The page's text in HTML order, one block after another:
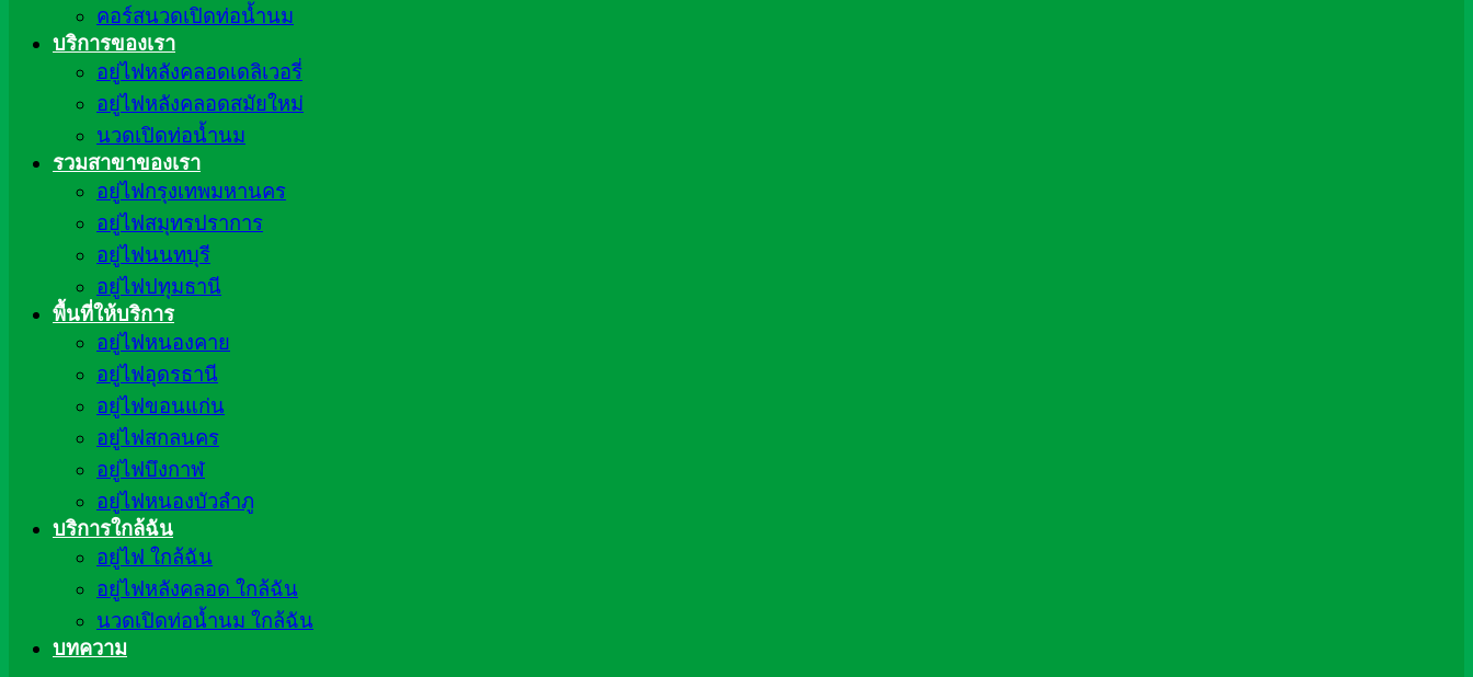
คอร์สนวดเปิดท่อน้ำนม
บริการของเรา
อยู่ไฟหลังคลอดเดลิเวอรี่
อยู่ไฟหลังคลอดสมัยใหม่
นวดเปิดท่อน้ำนม
รวมสาขาของเรา
อยู่ไฟกรุงเทพมหานคร
อยู่ไฟสมุทรปราการ
อยู่ไฟนนทบุรี
อยู่ไฟปทุมธานี
พื้นที่ให้บริการ
อยู่ไฟหนองคาย
อยู่ไฟอุดรธานี
อยู่ไฟขอนแก่น
อยู่ไฟสกลนคร
อยู่ไฟบึงกาฬ
อยู่ไฟหนองบัวลำภู
บริการใกล้ฉัน
อยู่ไฟ ใกล้ฉัน
อยู่ไฟหลังคลอด ใกล้ฉัน
นวดเปิดท่อน้ำนม ใกล้ฉัน
บทความ